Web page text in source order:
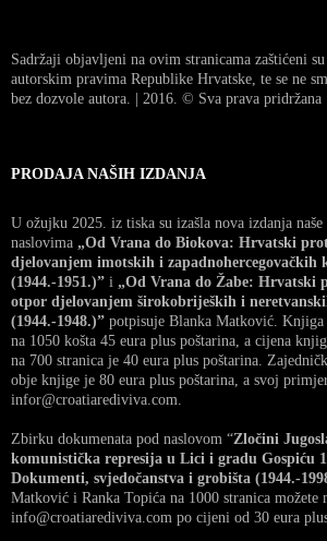
Sadržaji objavljeni na ovim stranicama zaštićeni
autorskim pravima Republike Hrvatske, te se ne
bez dozvole autora. | 2016. © Sva prava pridržana
PRODAJA NAŠIH IZDANJA
U ožujku 2025. iz tiska su izašla nova izdanja
naslovima „Od Vrana do Biokova: Hrvatski
djelovanjem imotskih i zapadnohercegovačkih
(1944.-1951.)” i „Od Vrana do Žabe: Hrvatski
otpor djelovanjem širokobrijeških i
(1944.-1948.)” potpisuje Blanka Matković. Knjiga
na 1050 košta 45 eura plus poštarina, a cijena
na 700 stranica je 40 eura plus poštarina.
obje knjige je 80 eura plus poštarina, a svoj
infor@croatiarediviva.com.
Zbirku dokumenata pod naslovom “Zločini
komunistička represija u Lici i gradu Gospiću
Dokumenti, svjedočanstva i grobišta (1944.-
Matković i Ranka Topića na 1000 stranica možete
info@croatiarediviva.com po cijeni od 30 eura